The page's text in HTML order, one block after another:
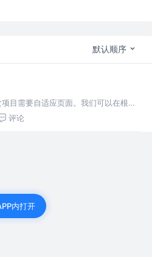
默认顺序
目需要自适应页面。我们可以在根目
rem.js文件
评论
内打开